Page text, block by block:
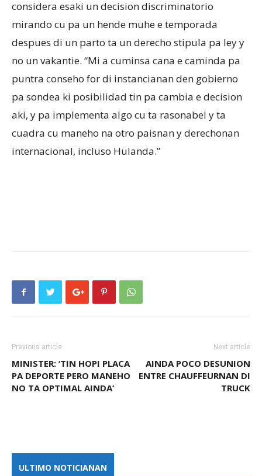
considera esaki un decision discriminatorio
mirando cu pa un hende muhe e temporada
despues di un parto ta un derecho stipula pa ley y
no un vakantie. “Mi a cuminsa cana e caminda pa
puntra conseho for di instancianan den gobierno
pa sondea ki posibilidad tin pa cambia e decision
aki, y pa implementa algo cu ta rasonabel y ta
cuadra cu maneho na otro paisnan y derechonan
internacional, incluso Hulanda.”
Previous article
MINISTER: ‘TIN HOPI PLACA
PA DEPORTE PERO MANEHO
NO TA OPTIMAL AINDA’
Next article
AINDA POCO DESUNION
ENTRE CHAUFFEURNAN DI
TRUCK
ULTIMO NOTICIANAN